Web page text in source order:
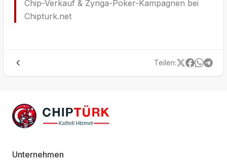
Chip-Verkauf & Zynga-Poker-Kampagnen bei
Chipturk.net
Teilen:
Unternehmen